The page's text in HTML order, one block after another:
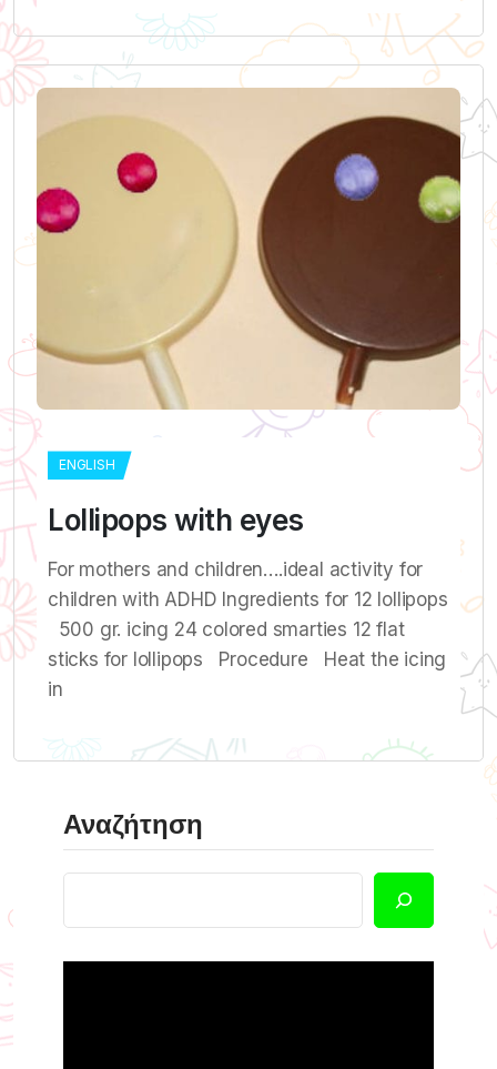
ENGLISH
Lollipops with eyes
For mothers and children….ideal activity for
children with ADHD Ingredients for 12 lollipops
500 gr. icing 24 colored smarties 12 flat
sticks for lollipops Procedure Heat the icing
in
Αναζήτηση